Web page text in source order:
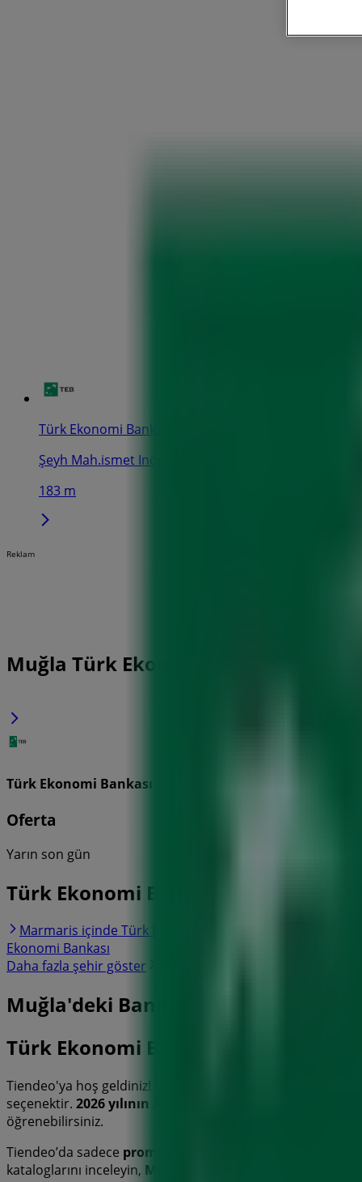
Türk Ekonomi Bankası
Şeyh Mah.ismet Inönü Cad.dış Kapı No:17, Muğla
183 m
Reklam
Muğla Türk Ekonomi Bankası
Türk Ekonomi Bankası
Oferta
Yarın son gün
Türk Ekonomi Bankası
Marmaris içinde Türk Ekonomi Bankası
Ekonomi Bankası
Daha fazla şehir göster
Muğla'deki Bankalar'nin diğer
Türk Ekonomi Bankası
Tiendeo'ya hoş geldiniz! Burası, sadece en iyi
seçenektir. 2026 yılının Ağustos
öğrenebilirsiniz.
Tiendeo’da sadece promosyonlara
kataloglarını inceleyin, Muğla